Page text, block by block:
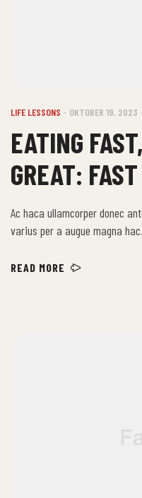
LIFE LESSONS OKTOBER 19, 2023
EATING
GREAT:
Ac haca ullamcorper donec
varius per a augue magna
himenaeos nunc torquent
READ MORE